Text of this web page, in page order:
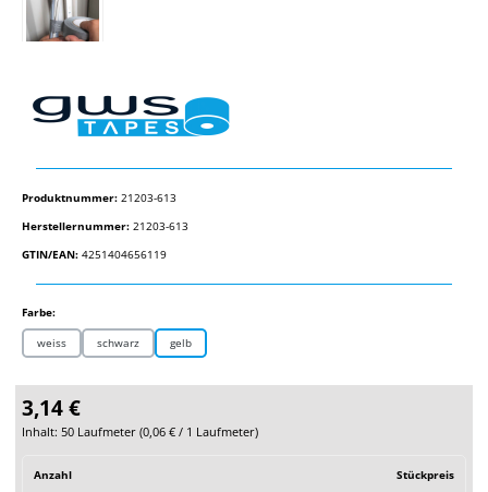
Produktnummer: 21203-613
Herstellernummer: 21203-613
GTIN/EAN: 4251404656119
Farbe:auswählen
weiss schwarz gelb
3,14 €
Inhalt: 50 Laufmeter (0,06 € / 1 Laufmeter)
Anzahl Stückpreis